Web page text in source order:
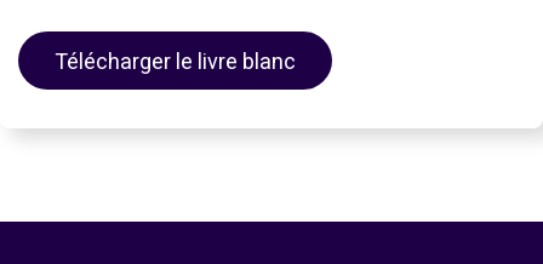
Télécharger le livre blanc